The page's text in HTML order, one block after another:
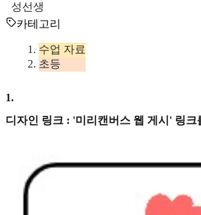
성선생
카테고리
수업 자료
초등
1.
디자인 링크 : '미리캔버스 웹 게시' 링